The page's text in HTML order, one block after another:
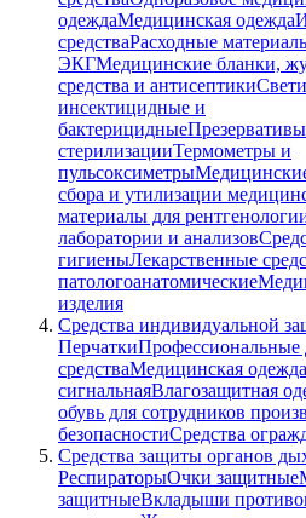
одеждаМедицинская одежда
средстваРасходные
ЭКГМедицинские бланки,
средства и антисептики
инсектицидные и
бактерицидныеПрезервативы
стерилизацииТермометры и
пульсоксиметры
сбора и утилизации
материалы для
лаборатории и анализов
гигиеныЛекарственные
патологоанатомические
изделия
Средства индивидуальной
ПерчаткиПрофессиональные
средстваМедицинская одежда
сигнальнаяВлагозащитная
обувь для сотрудников
безопасностиСредства
Средства защиты органов
РеспираторыОчки защитные
защитныеВкладыши